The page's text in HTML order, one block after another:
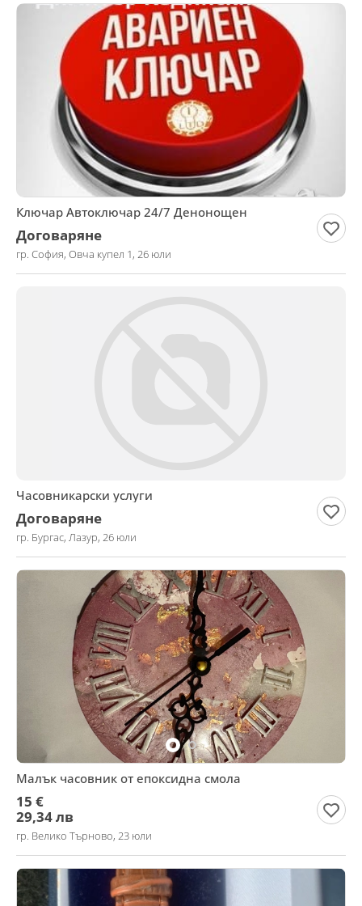
Ключар Автоключар 24/7 Денонощен
Договаряне
гр. София, Овча купел 1, 26 юли
Часовникарски услуги
Договаряне
гр. Бургас, Лазур, 26 юли
Малък часовник от епоксидна смола
15 €
29,34 лв
гр. Велико Търново, 23 юли